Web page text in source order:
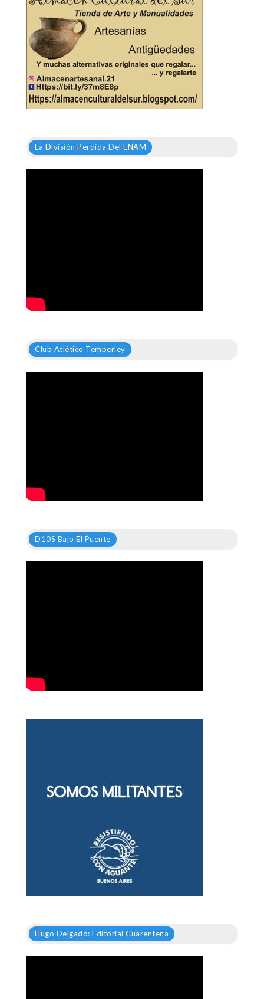
La División Perdida Del ENAM
Club Atlético Temperley
D10S Bajo El Puente
Hugo Delgado: Editorial Cuarentena